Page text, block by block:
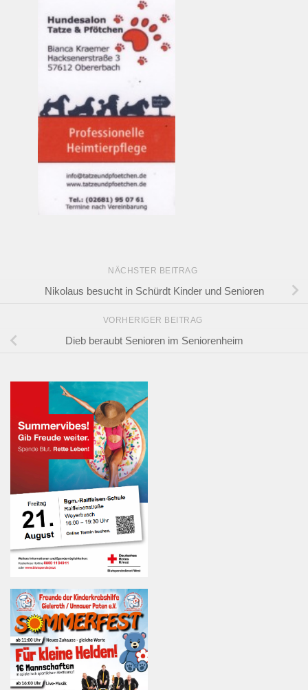
NÄCHSTER BEITRAG
Nikolaus besucht in Schürdt Kinder und Senioren
VORHERIGER BEITRAG
Dieb beraubt Senioren im Seniorenheim